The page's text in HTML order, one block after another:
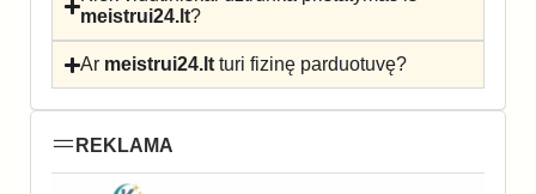
meistrui24.lt?
Ar meistrui24.lt turi fizinę parduotuvę?
REKLAMA